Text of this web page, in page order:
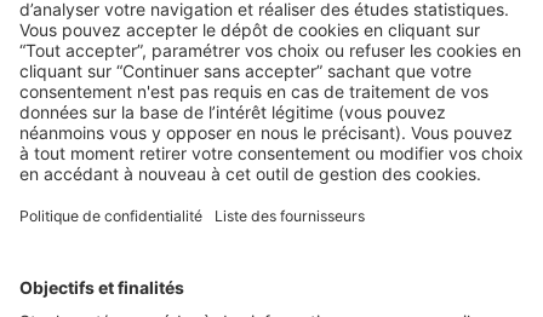
Les 9 diagnostics pour vendre ou louer
son bien
Avant de vendre ou de louer son bien, un propriétaire doit
fournir obligatoirement des diagnostics immobiliers qui ...